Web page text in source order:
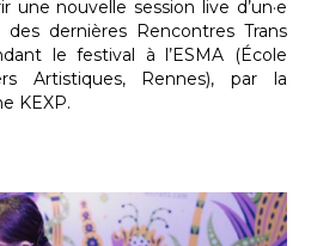
une nouvelle session live d’un·e
dernières Rencontres Trans
le festival à l’ESMA (École
Artistiques, Rennes), par la
KEXP.